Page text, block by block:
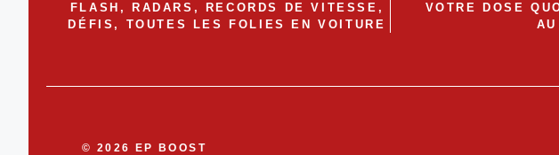
FLASH, RADARS, RECORDS DE VITESSE,
DÉFIS, TOUTES LES FOLIES EN VOITURE
VOTRE DOSE
© 2026 EP BOOST